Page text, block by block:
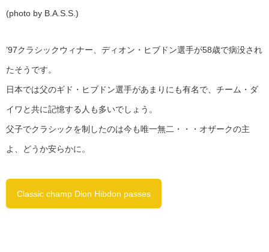
(photo by B.A.S.S.)
’97クラシックウィナー、ディオン・ヒブドン選手が58歳で病没され
たそうです。
日本では父のギド・ヒブドン選手があまりにも有名で、チーム・ダ
イワと共に記憶する人も多いでしょう。
父子でクラシックを制したのは今も唯一無二・・・オザークの主
よ、どうか安らかに。
Classic champ Dion Hibdon passes